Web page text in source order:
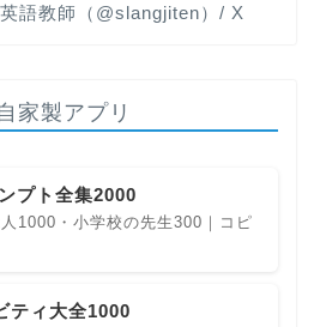
語教師（@slangjiten）/ X
家製アプリ
プト全集2000
1000・小学校の先生300｜コピ
ティ大全1000